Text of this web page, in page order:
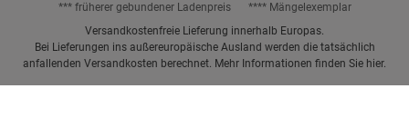
*** früherer gebundener Ladenpreis
**** Mängelexemplar
Versandkostenfreie Lieferung innerhalb Europas.
Bei Lieferungen ins außereuropäische Ausland werden die tatsächlich
anfallenden Versandkosten berechnet. Mehr Informationen finden Sie hier.